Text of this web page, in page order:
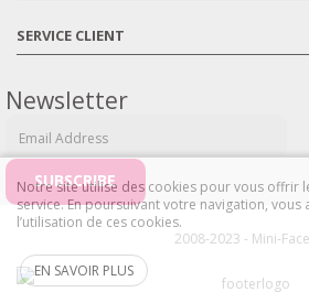
SERVICE CLIENT
Newsletter
2008-2023 - Mini-
Notre site utilise des cookies pour vous offrir
service. En poursuivant votre navigation, vous
l’utilisation de ces cookies.
EN SAVOIR PLUS